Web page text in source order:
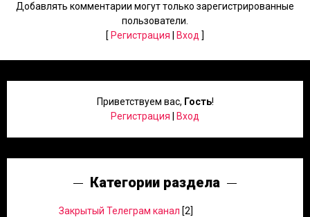
Добавлять комментарии могут только зарегистрированные
пользователи.
[ Регистрация Вход ]
Приветствуем вас, Гость!
Регистрация
Вход
Категории раздела
Закрытый Телеграм канал [2]